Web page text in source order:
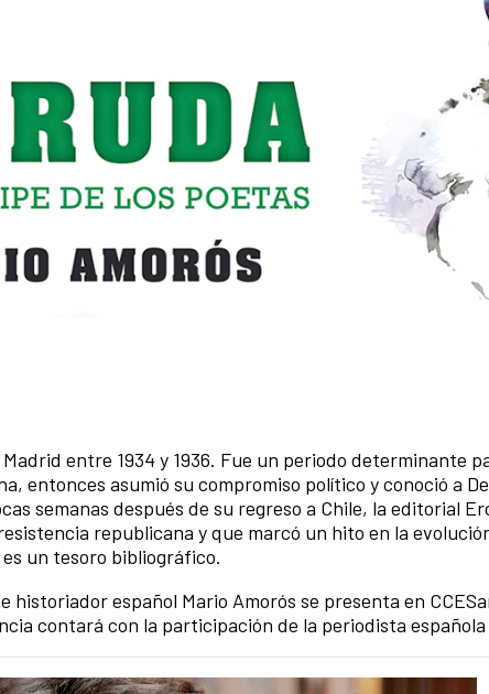
entre 1934 y 1936. Fue un periodo determinante
entonces asumió su compromiso político y conoció a
semanas después de su regreso a Chile, la editorial
republicana y que marcó un hito en la
un tesoro bibliográfico.
historiador español Mario Amorós se presenta en
contará con la participación de la periodista